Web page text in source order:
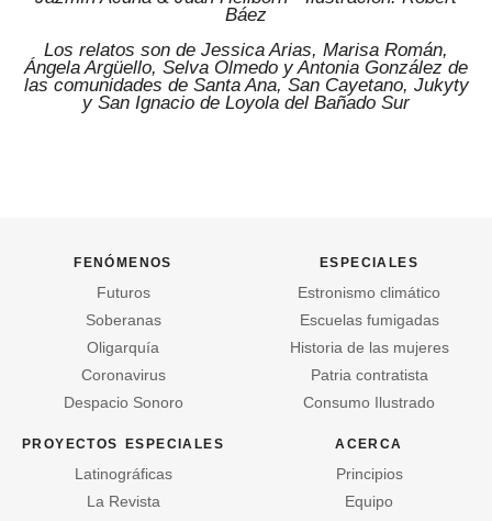
Báez
Los relatos son de Jessica Arias, Marisa Román,
Ángela Argüello, Selva Olmedo y Antonia González de
las comunidades de Santa Ana, San Cayetano, Jukyty
y San Ignacio de Loyola del Bañado Sur
fenómenos
Futuros
Soberanas
Oligarquía
Coronavirus
Despacio Sonoro
especiales
Estronismo climático
Escuelas fumigadas
Historia de las mujeres
Patria contratista
Consumo Ilustrado
proyectos especiales
Latinográficas
La Revista
acerca
Principios
Equipo